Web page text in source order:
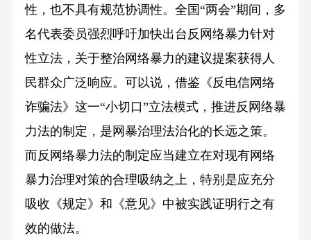
性，也不具有规范协调性。全国“两会”期间，多
名代表委员强烈呼吁加快出台反网络暴力针对
性立法，关于整治网络暴力的建议提案获得人
民群众广泛响应。可以说，借鉴《反电信网络
诈骗法》这一“小切口”立法模式，推进反网络暴
力法的制定，是网暴治理法治化的长远之策。
而反网络暴力法的制定应当建立在对现有网络
暴力治理对策的合理吸纳之上，特别是应充分
吸收《规定》和《意见》中被实践证明行之有
效的做法。